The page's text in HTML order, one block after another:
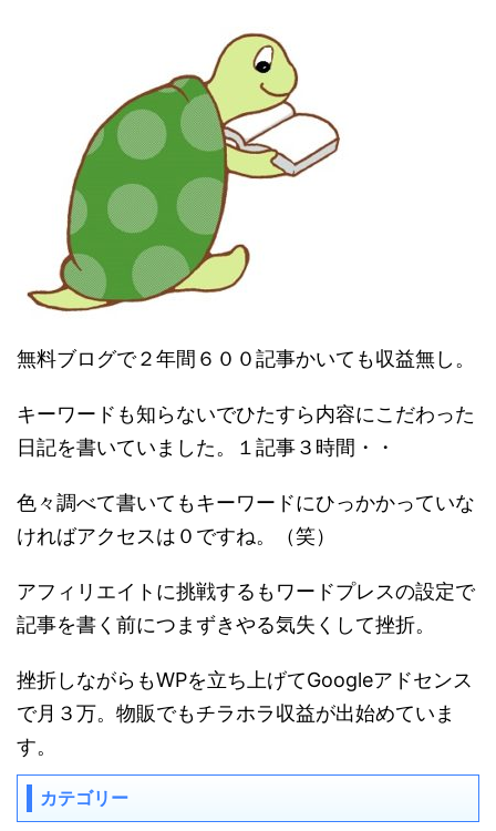
無料ブログで２年間６００記事かいても収益無し。
キーワードも知らないでひたすら内容にこだわった
日記を書いていました。１記事３時間・・
色々調べて書いてもキーワードにひっかかっていな
ければアクセスは０ですね。（笑）
アフィリエイトに挑戦するもワードプレスの設定で
記事を書く前につまずきやる気失くして挫折。
挫折しながらもWPを立ち上げてGoogleアドセンス
で月３万。物販でもチラホラ収益が出始めていま
す。
カテゴリー